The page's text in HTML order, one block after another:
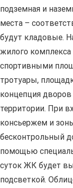
подземная и
места –
будут кладовые.
жилого
спортивными
тротуары,
концепция
территории. При
консьержем и
бесконтрольный
помощью
суток ЖК будет
подсветкой.